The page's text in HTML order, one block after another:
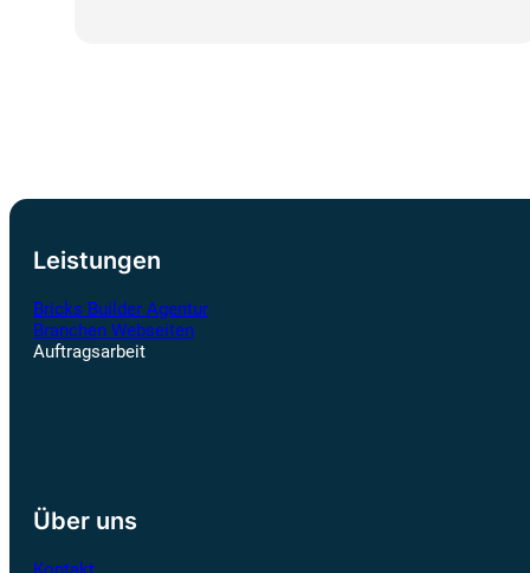
Leistungen
Bricks Builder Agentur
Branchen Webseiten
Auftragsarbeit
Über uns